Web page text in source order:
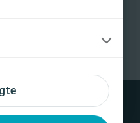
effekter,
til produktets